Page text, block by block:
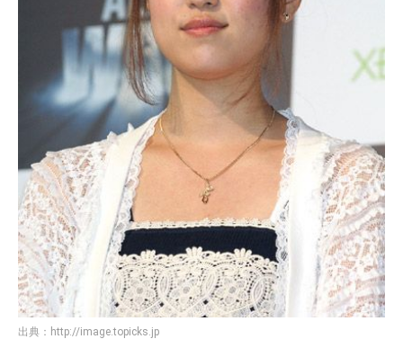
出典： http://image.topicks.jp